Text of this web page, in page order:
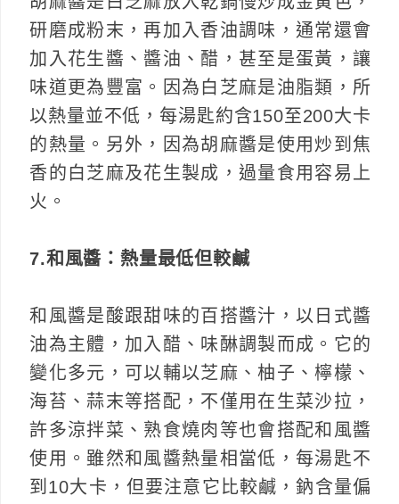
研磨成粉末，再加入香油調味，通常還會
加入花生醬、醬油、醋，甚至是蛋黃，讓
味道更為豐富。因為白芝麻是油脂類，所
以熱量並不低，每湯匙約含150至200大卡
的熱量。另外，因為胡麻醬是使用炒到焦
香的白芝麻及花生製成，過量食用容易上
火。
7.和風醬：熱量最低但較鹹
和風醬是酸跟甜味的百搭醬汁，以日式醬
油為主體，加入醋、味醂調製而成。它的
變化多元，可以輔以芝麻、柚子、檸檬、
海苔、蒜末等搭配，不僅用在生菜沙拉，
許多涼拌菜、熟食燒肉等也會搭配和風醬
使用。雖然和風醬熱量相當低，每湯匙不
到10大卡，但要注意它比較鹹，鈉含量偏